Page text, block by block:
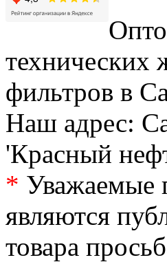
технических
фильтров в
Наш адрес:
'Красный
* Уважаемые
являются
товара